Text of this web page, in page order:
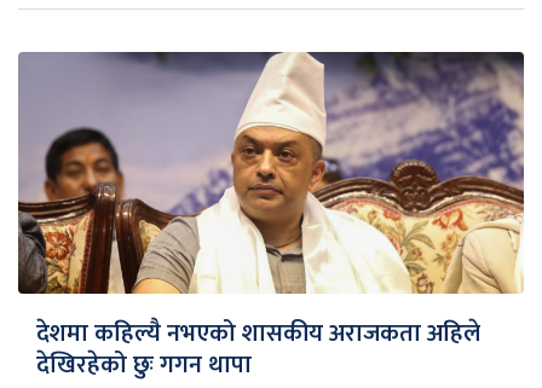
देशमा कहिल्यै नभएको शासकीय अराजकता अहिले
देखिरहेको छुः गगन थापा